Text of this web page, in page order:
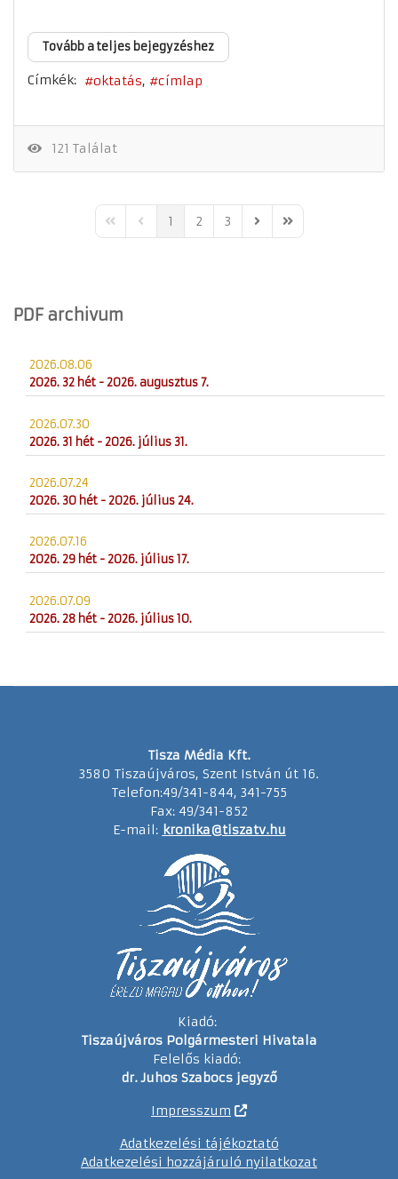
Tovább a teljes bejegyzéshez
Címkék: oktatás címlap
121 Találat
First PagePrevious Page
1 2 3 Next PageLast Page
PDF archivum
2026.08.06
2026. 32 hét - 2026. augusztus 7.
2026.07.30
2026. 31 hét - 2026. július 31.
2026.07.24
2026. 30 hét - 2026. július 24.
2026.07.16
2026. 29 hét - 2026. július 17.
2026.07.09
2026. 28 hét - 2026. július 10.
Tisza Média Kft.
3580 Tiszaújváros, Szent István út 16.
Telefon:49/341-844, 341-755
Fax: 49/341-852
E-mail: kronika@tiszatv.hu
Kiadó:
Tiszaújváros Polgármesteri Hivatala
Felelős kiadó:
dr. Juhos Szabocs jegyző
Impresszum
Adatkezelési tájékoztató
Adatkezelési hozzájáruló nyilatkozat